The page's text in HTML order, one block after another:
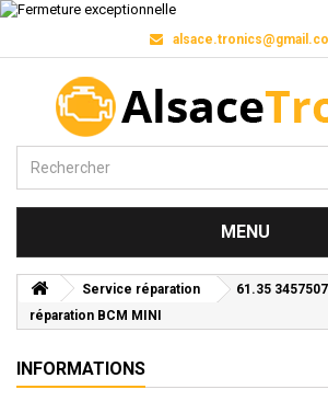
MENU
Service réparation
61.35
réparation BCM MINI
INFORMATIONS